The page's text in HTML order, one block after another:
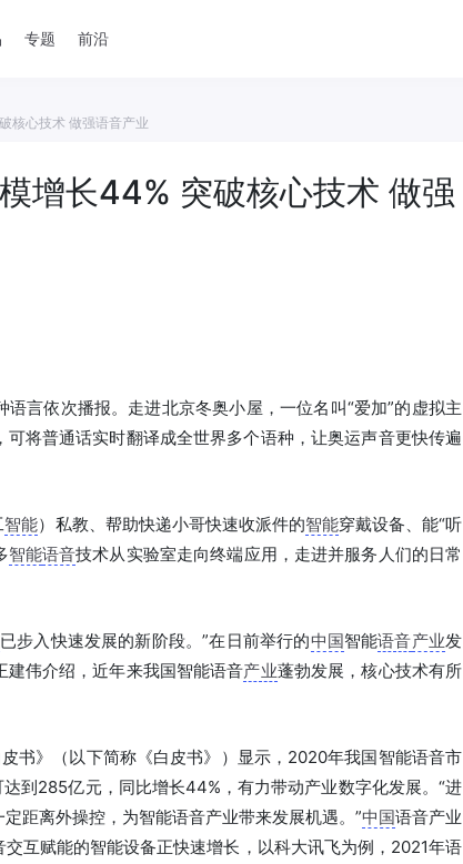
专题 前沿
核心技术 做强语音产业
增长44% 突破核心技术 做强
言依次播报。走进北京冬奥小屋，一位名叫“爱加”的虚拟主
可将普通话实时翻译成全世界多个语种，让奥运声音更快传遍
智能）私教、帮助快递小哥快速收派件的智能穿戴设备、能“听
智能语音技术从实验室走向终端应用，走进并服务人们的日常
已步入快速发展的新阶段。”在日前举行的中国智能语音产业发
建伟介绍，近年来我国智能语音产业蓬勃发展，核心技术有所
书》（以下简称《白皮书》）显示，2020年我国智能语音市
到285亿元，同比增长44%，有力带动产业数字化发展。“进
距离外操控，为智能语音产业带来发展机遇。”中国语音产业
互赋能的智能设备正快速增长，以科大讯飞为例，2021年语